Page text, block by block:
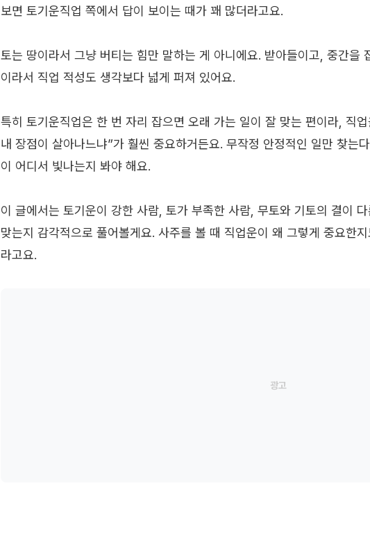
보면 토기운직업 쪽에서 답이 보이는 때가 꽤 많더라고요.
토는 땅이라서 그냥 버티는 힘만 말하는 게 아니에요. 받아들이고, 중간을
이라서 직업 적성도 생각보다 넓게 퍼져 있어요.
특히 토기운직업은 한 번 자리 잡으면 오래 가는 일이 잘 맞는 편이라, 직
내 장점이 살아나느냐”가 훨씬 중요하거든요. 무작정 안정적인 일만 찾는
이 어디서 빛나는지 봐야 해요.
이 글에서는 토기운이 강한 사람, 토가 부족한 사람, 무토와 기토의 결이
맞는지 감각적으로 풀어볼게요. 사주를 볼 때 직업운이 왜 그렇게 중요한
라고요.